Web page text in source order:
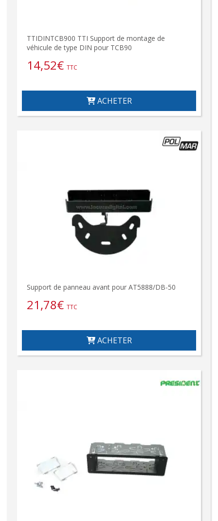
TTIDINTCB900 TTI Support de montage de
véhicule de type DIN pour TCB90
14,52€ TTC
ACHETER
Support de panneau avant pour AT5888/DB-50
21,78€ TTC
ACHETER